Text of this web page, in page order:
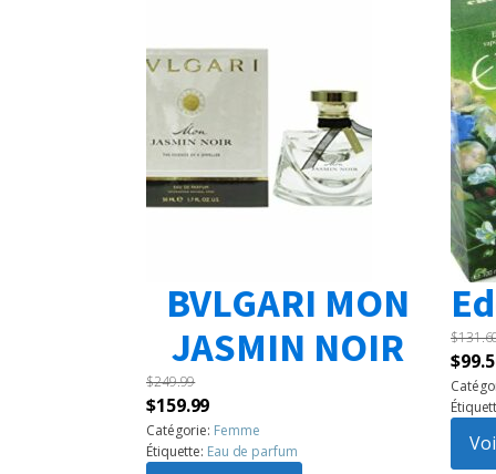
BVLGARI MON
JASMIN NOIR
$249.99
Le
prix
initial
$159.99Le
prix
actuel
Catégorie: Femme
Étiquette: Eau de parfum
$
Le
prix
$